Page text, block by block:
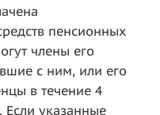
пенсионных
члены его
с ним, или его
в течение 4
Если указанные